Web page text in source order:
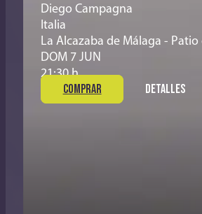
Diego Campagna
Italia
La Alcazaba de Málaga -
DOM 7 JUN
21:30 h
COMPRAR DETALLES